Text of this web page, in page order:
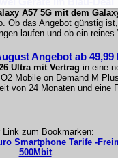
A57 5G mit dem
Ob das Angebot günstig
laufen und ob ein
Angebot ab 49,99
Ultra mit Vertrag in eine
Mobile on Demand M
von 24 Monaten und eine
Link zum Bookmarken:
Smartphone Tarife -
500Mbit